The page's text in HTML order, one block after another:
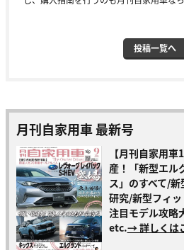
投稿一覧へ
月刊自家用車 最新号
【月刊自家用
産！「新型エル
ス」のすべて/
研究/新型フィ
注目モデル攻略
etc.→ 詳しくは